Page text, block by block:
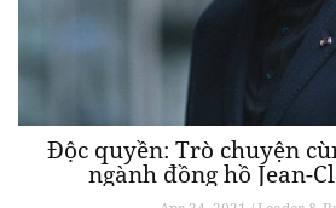
Độc quyền: Trò chuyện
ngành đồng hồ Jean-